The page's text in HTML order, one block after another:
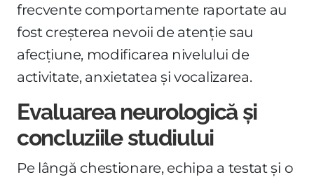
frecvente comportamente raportate au
fost creșterea nevoii de atenție sau
afecțiune, modificarea nivelului de
activitate, anxietatea și vocalizarea.
Evaluarea neurologică și
concluziile studiului
Pe lângă chestionare, echipa a testat și o